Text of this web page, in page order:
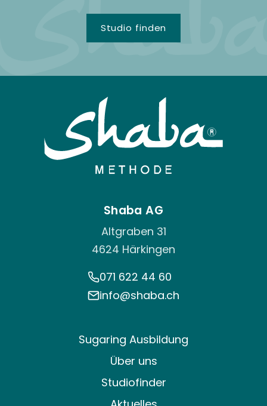
Studio finden
Shaba AG
Altgraben 31
4624 Härkingen
071 622 44 60
info@shaba.ch
Sugaring Ausbildung
Über uns
Studiofinder